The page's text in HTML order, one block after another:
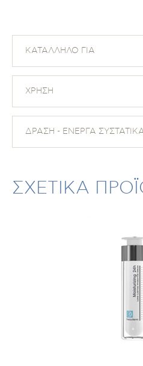
ΚΑΤΑΛΛΗΛΟ ΓΙΑ
ΧΡΗΣΗ
ΔΡΑΣΗ - ΕΝΕΡΓΑ
ΣΧΕΤΙΚΑ